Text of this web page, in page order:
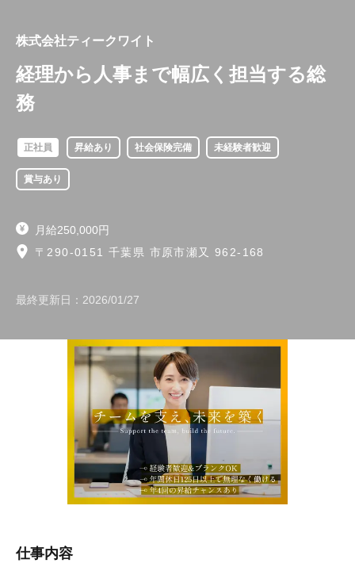
株式会社ティークワイト
経理から人事まで幅広く担当する総
務
正社員 昇給あり 社会保険完備 未経験者歓迎
賞与あり
月給250,000円
〒290-0151 千葉県 市原市瀬又 962-168
最終更新日： 2026/01/27
仕事内容